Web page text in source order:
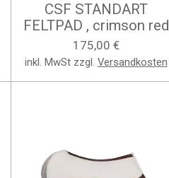
CSF STANDART
FELTPAD , crimson red
175,00 €
inkl. MwSt zzgl. Versandkosten